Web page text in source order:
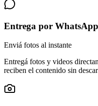
Entrega por WhatsApp
Enviá fotos al instante
Entregá fotos y videos
reciben el contenido sin